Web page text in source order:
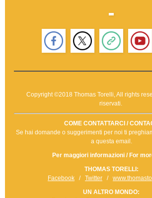
Copyright ©2018 Thomas Torelli, All rights
riservati.
COME CONTATTARCI /
Se hai domande o suggerimenti per noi ti
a questa email.
Per maggiori informazioni / For
THOMAS TORELLI:
Facebook / Twitter /
UN ALTRO MONDO: